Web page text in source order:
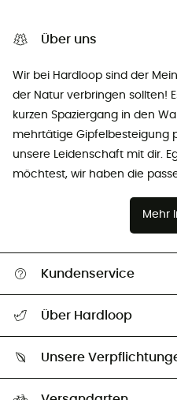
Über uns
Wir bei Hardloop sind der
der Natur verbringen sollten!
kurzen Spaziergang in den
mehrtätige Gipfelbesteigung
unsere Leidenschaft mit dir.
möchtest, wir haben die
Mehr
Kundenservice
Größentabelle
Über Hardloop
Unsere Botschafter
Unsere